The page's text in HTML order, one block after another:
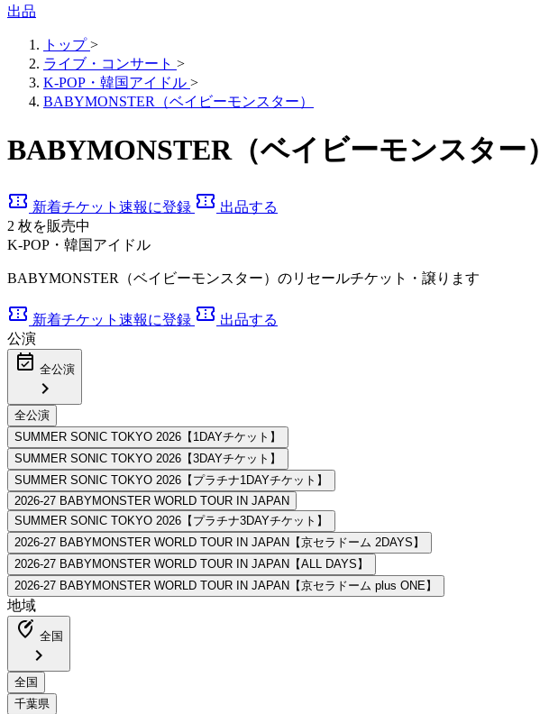
出品
トップ >
ライブ・コンサート >
K-POP・韓国アイドル >
BABYMONSTER（ベイビーモンスター）
BABYMONSTER（ベイビーモンスタ
confirmation_number 新着チケット速報に登録 confirmation_number 出品する
2 枚を販売中
K-POP・韓国アイドル
BABYMONSTER（ベイビーモンスター）のリセールチケット・譲ります
confirmation_number 新着チケット速報に登録 confirmation_number 出品する
公演
event_available 全公演
chevron_right
地域
edit_location_alt 全国
chevron_right